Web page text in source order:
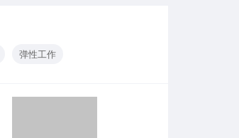
弹性工作